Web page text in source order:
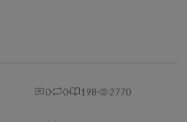
0 0 198 2770